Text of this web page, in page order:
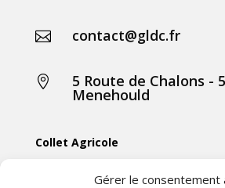
Gérer le consentement
 contact@gldc.fr
 5 Route de Chalons -
Menehould
Collet Agricole